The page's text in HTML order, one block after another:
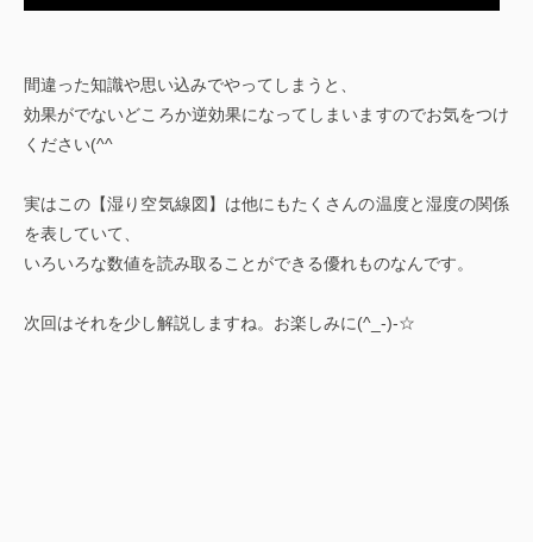
間違った知識や思い込みでやってしまうと、
効果がでないどころか逆効果になってしまいますのでお気をつけ
ください(^^ゞ
実はこの【湿り空気線図】は他にもたくさんの温度と湿度の関係
を表していて、
いろいろな数値を読み取ることができる優れものなんです。
次回はそれを少し解説しますね。お楽しみに(^_-)-☆